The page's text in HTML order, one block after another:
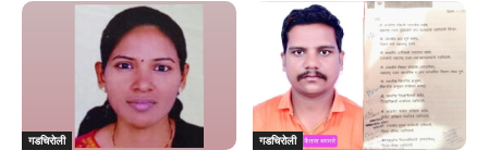
गडचिरोली गडचिरोली